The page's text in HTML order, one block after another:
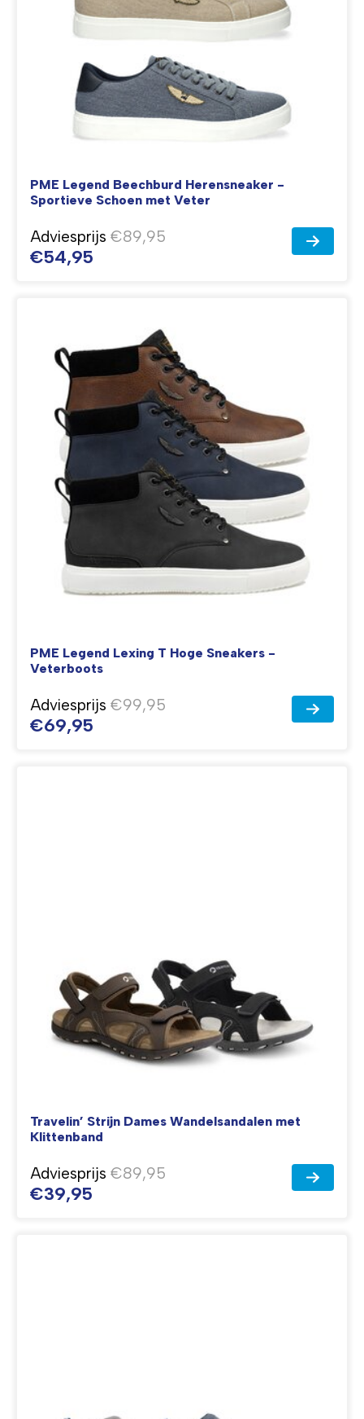
PME Legend Beechburd Herensneaker -
Sportieve Schoen met Veter
Adviesprijs €89,95
€54,95
PME Legend Lexing T Hoge Sneakers -
Veterboots
Adviesprijs €99,95
€69,95
Travelin’ Strijn Dames Wandelsandalen met
Klittenband
Adviesprijs €89,95
€39,95